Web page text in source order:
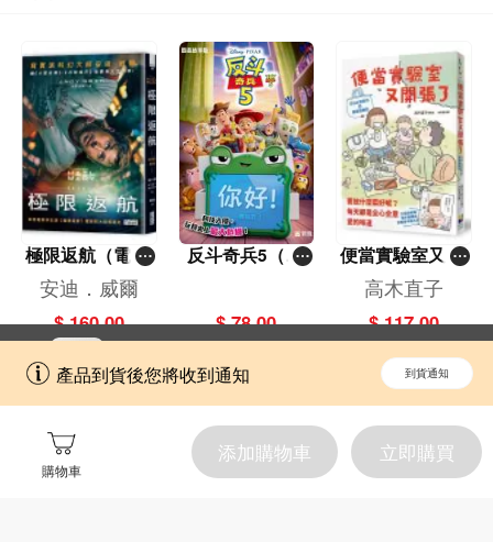
產品到貨後您將收到通知 到貨通知
購物車
添加購物車 立即購買
極限返航（電影
書衣典藏版）
（獨家收錄作者
訪談）
安迪．威爾
$ 160.00
反斗奇兵5（圖
$ 78.00
便當實驗室又開
張了——日日和
特別日的菜單挑
戰記
高木直子
$ 117.00
擁抱更全面的購物和文化體驗。
開啟